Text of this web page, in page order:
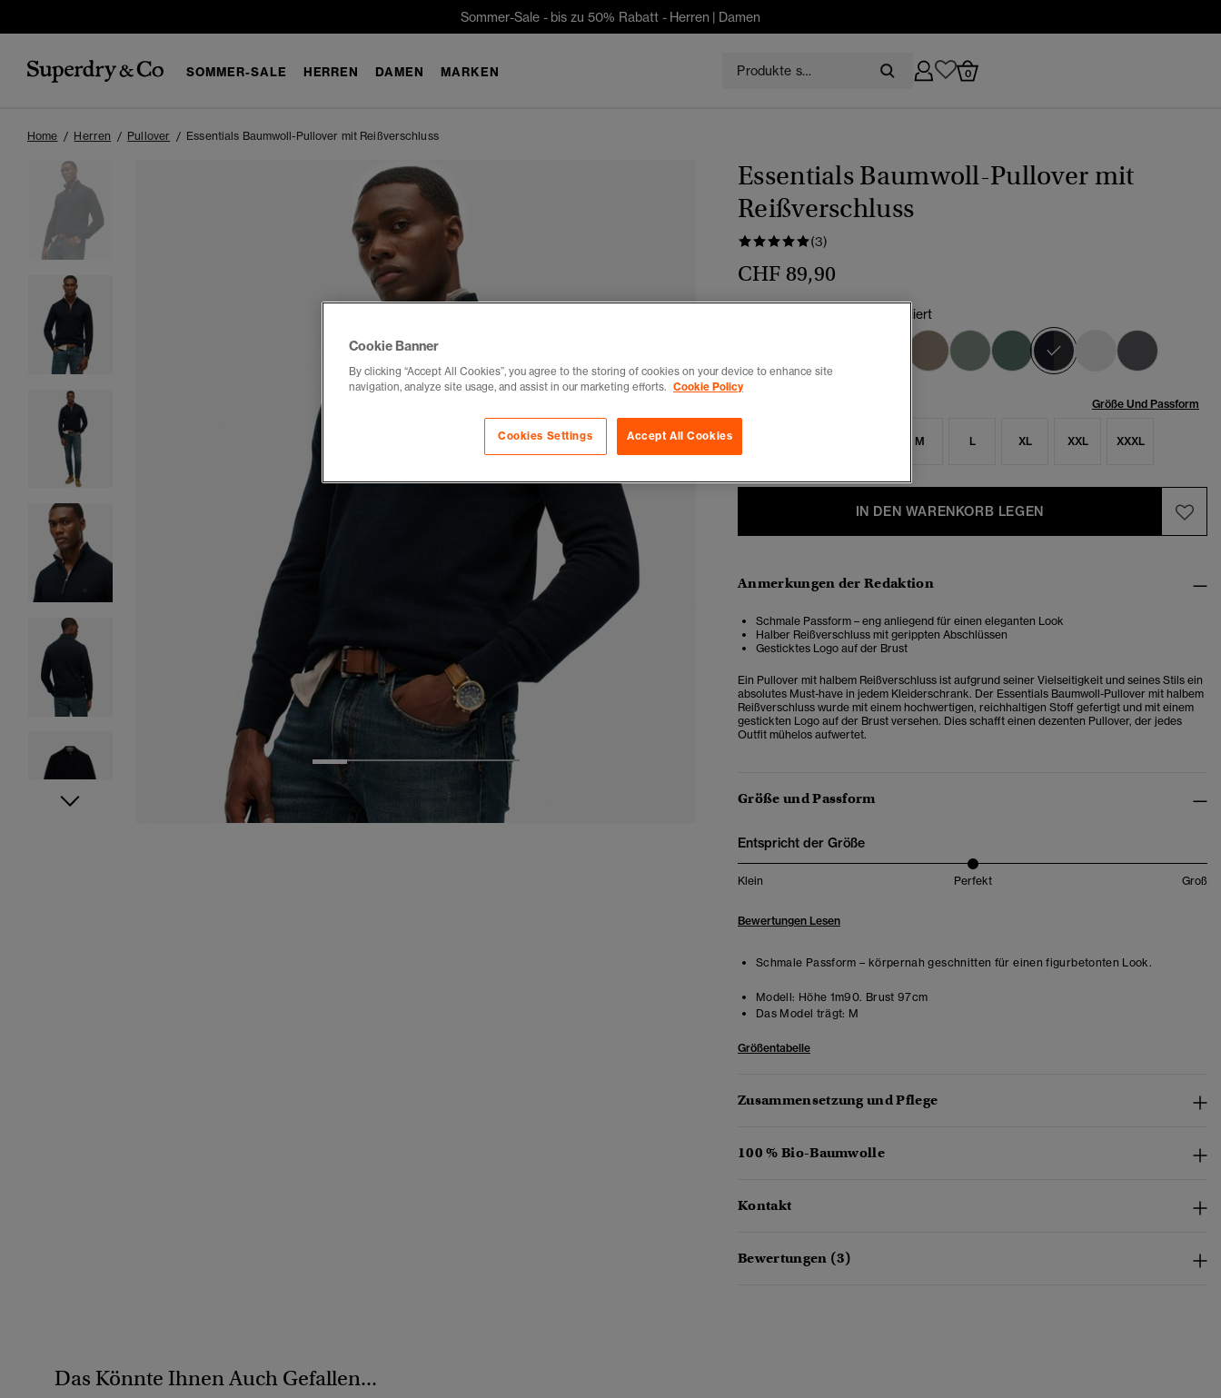
Sommer-Sale - bis zu 50% Rabatt - Herren | Damen
SOMMER-SALE HERREN DAMEN MARKEN 0
Home Herren Pullover Essentials Baumwoll-Pullover mit Reißverschluss
Essentials Baumwoll-Pullover mit
Reißverschluss
(3)
CHF 89,90
finster marineblau meliert
Ausgewählt
Größe Und Passform
M L XL XXL XXXL
IN DEN WARENKORB LEGEN
Anmerkungen der Redaktion
Schmale Passform – eng anliegend für einen eleganten Look
Halber Reißverschluss mit gerippten Abschlüssen
Gesticktes Logo auf der Brust
Ein Pullover mit halbem Reißverschluss ist aufgrund seiner Vielseitigkeit und seines Stils ein
absolutes Must-have in jedem Kleiderschrank. Der Essentials Baumwoll-Pullover mit halbem
Reißverschluss wurde mit einem hochwertigen, reichhaltigen Stoff gefertigt und mit einem
gestickten Logo auf der Brust versehen. Dies schafft einen dezenten Pullover, der jedes
Outfit mühelos aufwertet.
Größe und Passform
Entspricht der Größe
Klein Perfekt Groß
Bewertungen Lesen
Schmale Passform – körpernah geschnitten für einen figurbetonten Look.
Modell: Höhe 1m90. Brust 97cm
Das Model trägt: M
Größentabelle
Zusammensetzung und Pflege
100 % Bio-Baumwolle
Kontakt
Bewertungen (3)
Das Könnte Ihnen Auch Gefallen...
Cookie Banner
By clicking “Accept All Cookies”, you agree to the storing of cookies on your device to enhance site
navigation, analyze site usage, and assist in our marketing efforts. Cookie Policy
Accept All Cookies
Cookies Settings